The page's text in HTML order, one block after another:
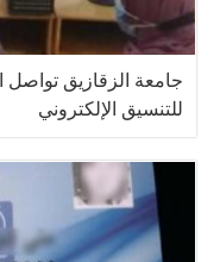
جامعة الزقازيق تواصل
للتنسيق الإلكتروني